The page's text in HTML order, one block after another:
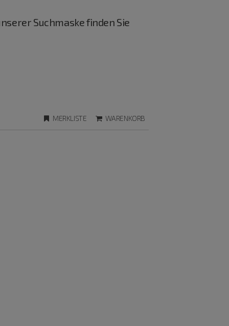
Suchmaske finden Sie
MERKLISTE WARENKORB